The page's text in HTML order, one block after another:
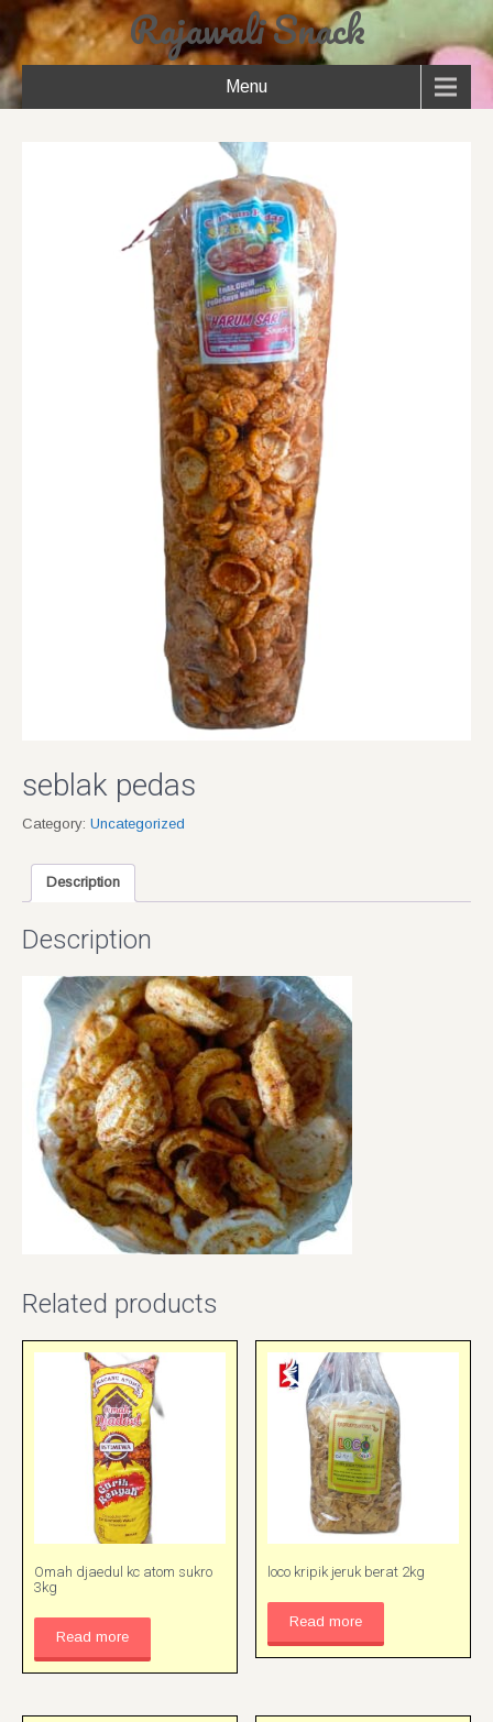
Rajawali Snack
Menu
seblak pedas
Category: Uncategorized
Description
Description
Related products
Omah djaedul kc atom sukro
3kg
Read more
loco kripik jeruk berat 2kg
Read more